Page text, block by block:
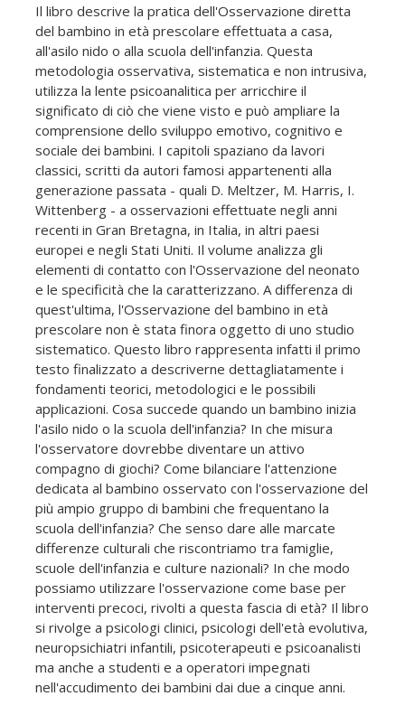
Il libro descrive la pratica dell'Osservazione diretta
del bambino in età prescolare effettuata a casa,
all'asilo nido o alla scuola dell'infanzia. Questa
metodologia osservativa, sistematica e non intrusiva,
utilizza la lente psicoanalitica per arricchire il
significato di ciò che viene visto e può ampliare la
comprensione dello sviluppo emotivo, cognitivo e
sociale dei bambini. I capitoli spaziano da lavori
classici, scritti da autori famosi appartenenti alla
generazione passata - quali D. Meltzer, M. Harris, I.
Wittenberg - a osservazioni effettuate negli anni
recenti in Gran Bretagna, in Italia, in altri paesi
europei e negli Stati Uniti. Il volume analizza gli
elementi di contatto con l'Osservazione del neonato
e le specificità che la caratterizzano. A differenza di
quest'ultima, l'Osservazione del bambino in età
prescolare non è stata finora oggetto di uno studio
sistematico. Questo libro rappresenta infatti il primo
testo finalizzato a descriverne dettagliatamente i
fondamenti teorici, metodologici e le possibili
applicazioni. Cosa succede quando un bambino inizia
l'asilo nido o la scuola dell'infanzia? In che misura
l'osservatore dovrebbe diventare un attivo
compagno di giochi? Come bilanciare l'attenzione
dedicata al bambino osservato con l'osservazione del
più ampio gruppo di bambini che frequentano la
scuola dell'infanzia? Che senso dare alle marcate
differenze culturali che riscontriamo tra famiglie,
scuole dell'infanzia e culture nazionali? In che modo
possiamo utilizzare l'osservazione come base per
interventi precoci, rivolti a questa fascia di età? Il libro
si rivolge a psicologi clinici, psicologi dell'età evolutiva,
neuropsichiatri infantili, psicoterapeuti e psicoanalisti
ma anche a studenti e a operatori impegnati
nell'accudimento dei bambini dai due a cinque anni.